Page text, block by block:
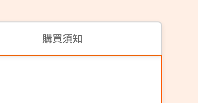
購買須知